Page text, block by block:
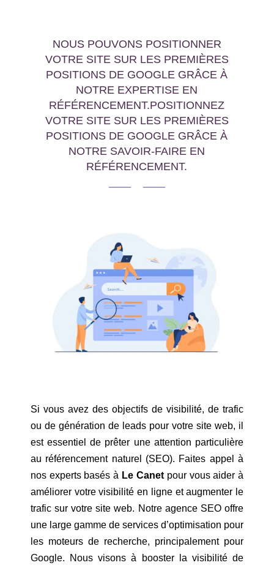
NOUS POUVONS POSITIONNER
VOTRE SITE SUR LES PREMIÈRES
POSITIONS DE GOOGLE GRÂCE À
NOTRE EXPERTISE EN
RÉFÉRENCEMENT.POSITIONNEZ
VOTRE SITE SUR LES PREMIÈRES
POSITIONS DE GOOGLE GRÂCE À
NOTRE SAVOIR-FAIRE EN
RÉFÉRENCEMENT.
Si vous avez des objectifs de visibilité, de trafic
ou de génération de leads pour votre site web, il
est essentiel de prêter une attention particulière
au référencement naturel (SEO). Faites appel à
nos experts basés à Le Canetpour vous aider à
améliorer votre visibilité en ligne et augmenter le
trafic sur votre site web. Notre agence SEO offre
une large gamme de services d’optimisation pour
les moteurs de recherche, principalement pour
Google. Nous visons à booster la visibilité de